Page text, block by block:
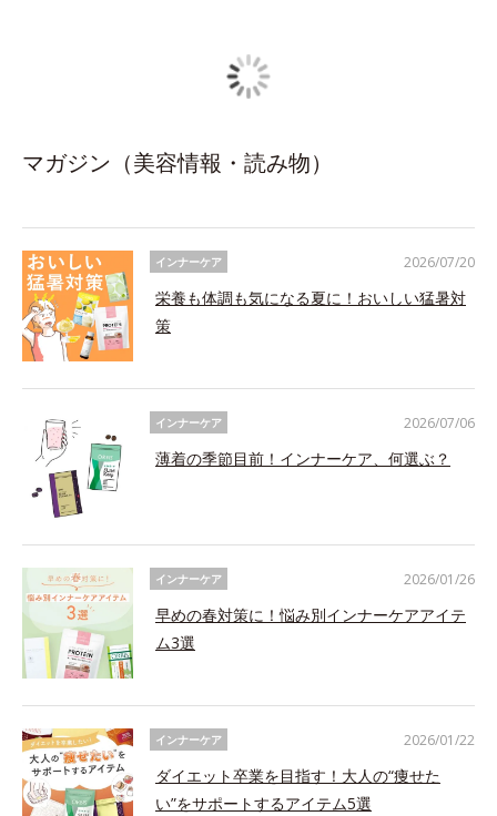
マガジン（美容情報・読み物）
インナーケア
栄養も体調も気になる夏に！おいしい猛暑対
策
2026/07/20
インナーケア
薄着の季節目前！インナーケア、何選ぶ？
2026/07/06
インナーケア
早めの春対策に！悩み別インナーケアアイテ
ム3選
2026/01/26
インナーケア
ダイエット卒業を目指す！大人の“痩せた
い”をサポートするアイテム5選
2026/01/22